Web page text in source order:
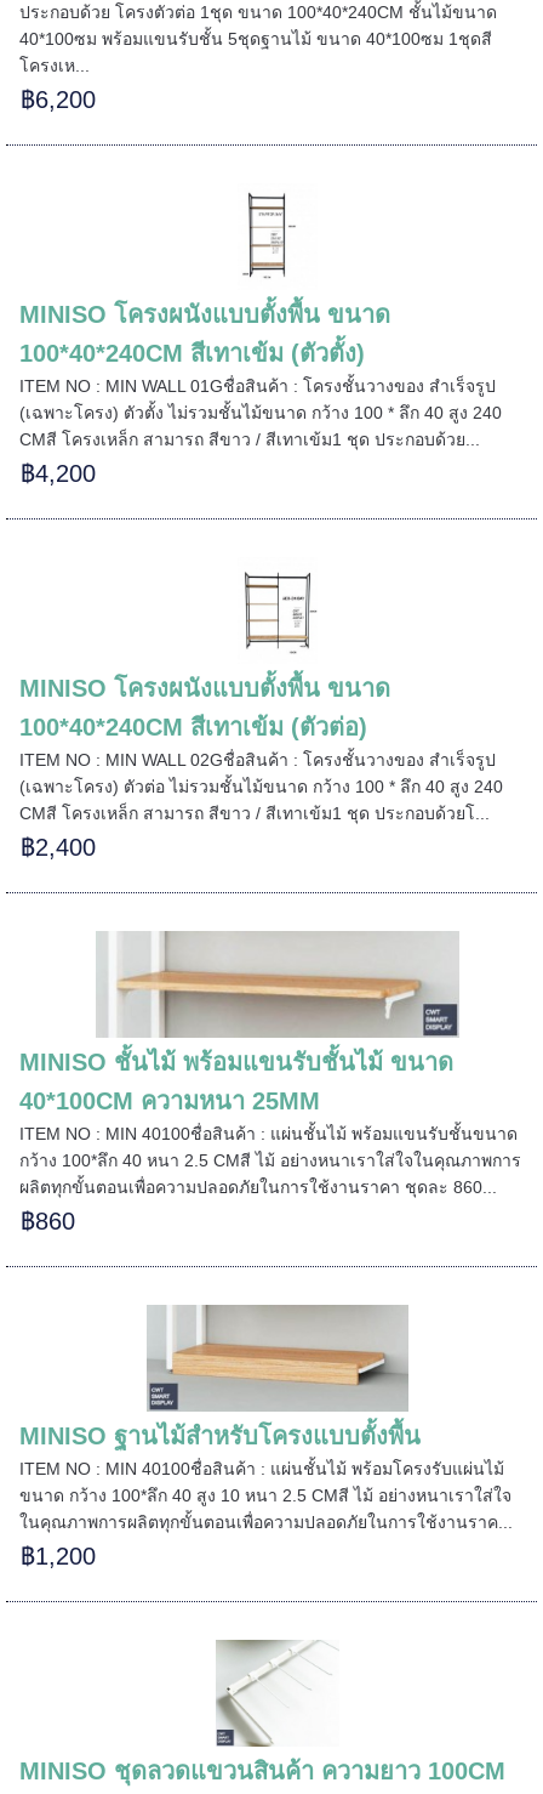
ประกอบด้วย โครงตัวต่อ 1ชุด ขนาด 100*40*240CM ชั้นไม้ขนาด
40*100ซม พร้อมแขนรับชั้น 5ชุดฐานไม้ ขนาด 40*100ซม 1ชุดสี
โครงเห...
฿6,200
MINISO โครงผนังแบบตั้งพื้น ขนาด
100*40*240CM สีเทาเข้ม (ตัวตั้ง)
ITEM NO : MIN WALL 01Gชื่อสินค้า : โครงชั้นวางของ สำเร็จรูป
(เฉพาะโครง) ตัวตั้ง ไม่รวมชั้นไม้ขนาด กว้าง 100 * ลึก 40 สูง 240
CMสี โครงเหล็ก สามารถ สีขาว / สีเทาเข้ม1 ชุด ประกอบด้วย...
฿4,200
MINISO โครงผนังแบบตั้งพื้น ขนาด
100*40*240CM สีเทาเข้ม (ตัวต่อ)
ITEM NO : MIN WALL 02Gชื่อสินค้า : โครงชั้นวางของ สำเร็จรูป
(เฉพาะโครง) ตัวต่อ ไม่รวมชั้นไม้ขนาด กว้าง 100 * ลึก 40 สูง 240
CMสี โครงเหล็ก สามารถ สีขาว / สีเทาเข้ม1 ชุด ประกอบด้วยโ...
฿2,400
MINISO ชั้นไม้ พร้อมแขนรับชั้นไม้ ขนาด
40*100CM ความหนา 25MM
ITEM NO : MIN 40100ชื่อสินค้า : แผ่นชั้นไม้ พร้อมแขนรับชั้นขนาด
กว้าง 100*ลึก 40 หนา 2.5 CMสี ไม้ อย่างหนาเราใส่ใจในคุณภาพการ
ผลิตทุกขั้นตอนเพื่อความปลอดภัยในการใช้งานราคา ชุดละ 860...
฿860
MINISO ฐานไม้สำหรับโครงแบบตั้งพื้น
ITEM NO : MIN 40100ชื่อสินค้า : แผ่นชั้นไม้ พร้อมโครงรับแผ่นไม้
ขนาด กว้าง 100*ลึก 40 สูง 10 หนา 2.5 CMสี ไม้ อย่างหนาเราใส่ใจ
ในคุณภาพการผลิตทุกขั้นตอนเพื่อความปลอดภัยในการใช้งานราค...
฿1,200
MINISO ชุดลวดแขวนสินค้า ความยาว 100CM